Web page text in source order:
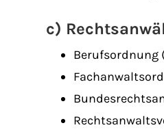
c)
Berufsordnung